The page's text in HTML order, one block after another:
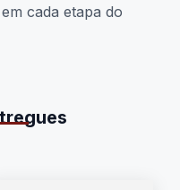
cada etapa do